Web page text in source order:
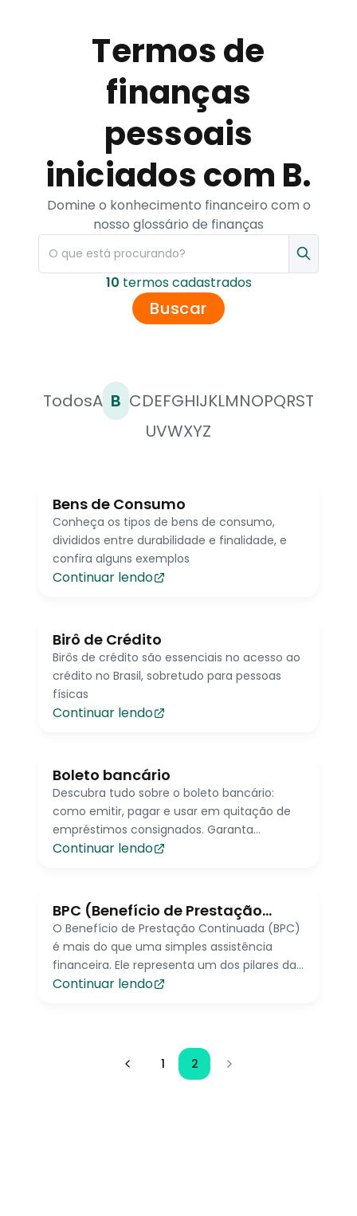
Termos de
finanças
pessoais
iniciados com B.
Domine o konhecimento financeiro com o
nosso glossário de finanças
10 termoscadastrados
Buscar
TodosA B CDEFGHIJKLMNOPQRST
UVWXYZ
Bens de Consumo
Conheça os tipos de bens de consumo,
divididos entre durabilidade e finalidade, e
confira alguns exemplos
Continuar lendo
Birô de Crédito
Birôs de crédito são essenciais no acesso ao
crédito no Brasil, sobretudo para pessoas
físicas
Continuar lendo
Boleto bancário
Descubra tudo sobre o boleto bancário:
como emitir, pagar e usar em quitação de
empréstimos consignados. Garanta
praticidade e segurança em suas
Continuar lendo
BPC (Benefício de Prestação
Continuada)
O Benefício de Prestação Continuada (BPC)
é mais do que uma simples assistência
financeira. Ele representa um dos pilares da
proteção social no Brasil, garantindo
Continuar lendo
1 2